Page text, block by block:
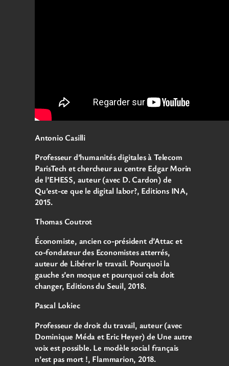
Antonio Casilli
Professeur d’humanités digitales à Telecom
ParisTech et chercheur au centre Edgar Morin
de l’EHESS, auteur (avec D. Cardon) de
Qu’est-ce que le digital labor?, Editions INA,
2015.
Thomas Coutrot
Économiste, ancien co-président d’Attac et
co-fondateur des Economistes atterrés,
auteur de Libérer le travail. Pourquoi la
gauche s’en moque et pourquoi cela doit
changer, Editions du Seuil, 2018.
Pascal Lokiec
Professeur de droit du travail, auteur (avec
Dominique Méda et Eric Heyer) de Une autre
voix est possible. Le modèle social français
n’est pas mort !, Flammarion, 2018.